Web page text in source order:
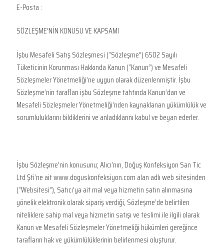
E-Posta :
SÖZLEŞME’NİN KONUSU VE KAPSAMI
İşbu Mesafeli Satış Sözleşmesi (“Sözleşme”) 6502 Sayılı
Tüketicinin Korunması Hakkında Kanun (“Kanun”) ve Mesafeli
Sözleşmeler Yönetmeliği’ne uygun olarak düzenlenmiştir. İşbu
Sözleşme’nin tarafları işbu Sözleşme tahtında Kanun’dan ve
Mesafeli Sözleşmeler Yönetmeliği’nden kaynaklanan yükümlülük ve
sorumluluklarını bildiklerini ve anladıklarını kabul ve beyan ederler.
İşbu Sözleşme’nin konusunu; Alıcı’nın, Doğuş Konfeksiyon San Tic
Ltd Şti’ne ait www.doguskonfeksiyon.com alan adlı web sitesinden
(“Websitesi”), Satıcı’ya ait mal veya hizmetin satın alınmasına
yönelik elektronik olarak sipariş verdiği, Sözleşme’de belirtilen
niteliklere sahip mal veya hizmetin satışı ve teslimi ile ilgili olarak
Kanun ve Mesafeli Sözleşmeler Yönetmeliği hükümleri gereğince
tarafların hak ve yükümlülüklerinin belirlenmesi oluşturur.